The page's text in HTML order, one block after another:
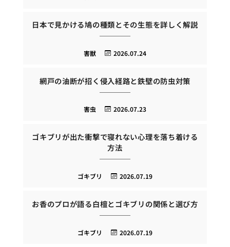
日本で見かける鳩の種類とその生態を詳しく解説
2026.07.24
害獣
網戸の油断が招く侵入経路と鉄壁の防虫対策
2026.07.23
害虫
ゴキブリが出た衝撃で寝れない心理を落ち着ける
方法
2026.07.19
ゴキブリ
お香のプロが語る白檀とゴキブリの関係と選び方
2026.07.19
ゴキブリ